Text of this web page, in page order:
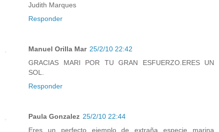
Judith Marques
Responder
Manuel Orilla Mar 25/2/10 22:42
GRACIAS MARI POR TU GRAN ESFUERZO.ERES UN
SOL.
Responder
Paula Gonzalez 25/2/10 22:44
Eres un perfecto ejemplo de extraña especie marina